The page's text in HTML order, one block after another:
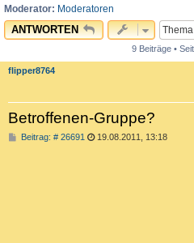
Moderator: Moderatoren
ANTWORTEN
9 Beiträge •
flipper8764
Betroffenen-Gruppe?
Beitrag: # 26691 B 19.08.2011, 13:18